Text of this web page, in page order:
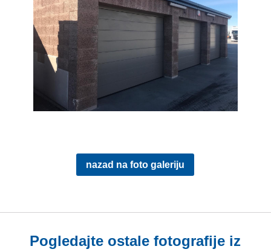
nazad na foto galeriju
Pogledajte ostale fotografije iz